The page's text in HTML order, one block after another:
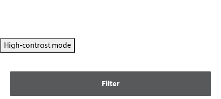
High-contrast mode
Filter